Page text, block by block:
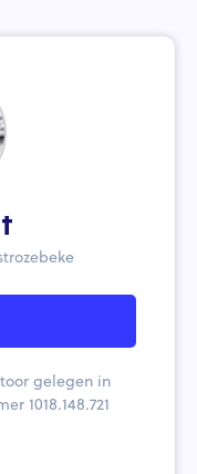
gelegen in
1018.148.721